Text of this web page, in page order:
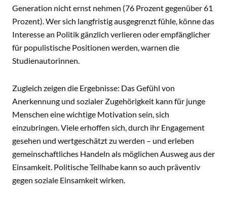
Generation nicht ernst nehmen (76 Prozent gegenüber 61
Prozent). Wer sich langfristig ausgegrenzt fühle, könne das
Interesse an Politik gänzlich verlieren oder empfänglicher
für populistische Positionen werden, warnen die
Studienautorinnen.
Zugleich zeigen die Ergebnisse: Das Gefühl von
Anerkennung und sozialer Zugehörigkeit kann für junge
Menschen eine wichtige Motivation sein, sich
einzubringen. Viele erhoffen sich, durch ihr Engagement
gesehen und wertgeschätzt zu werden – und erleben
gemeinschaftliches Handeln als möglichen Ausweg aus der
Einsamkeit. Politische Teilhabe kann so auch präventiv
gegen soziale Einsamkeit wirken.